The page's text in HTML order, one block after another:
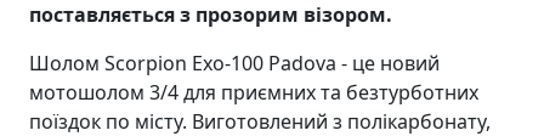
поставляється з прозорим візором.
Шолом Scorpion Exo-100 Padova - це новий
мотошолом 3/4 для приємних та безтурботних
поїздок по місту. Виготовлений з полікарбонату,